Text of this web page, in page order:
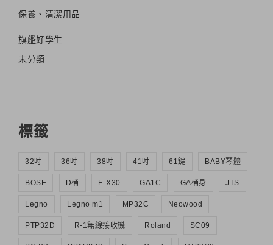
保養、清潔用品
旗艦好學生
未分類
標籤
32吋 36吋 38吋 41吋 61鍵 BABY琴體
BOSE D桶 E-X30 GA1C GA桶身 JTS
Legno Legno m1 MP32C Neowood
PTP32D R-1無線接收機 Roland SC09